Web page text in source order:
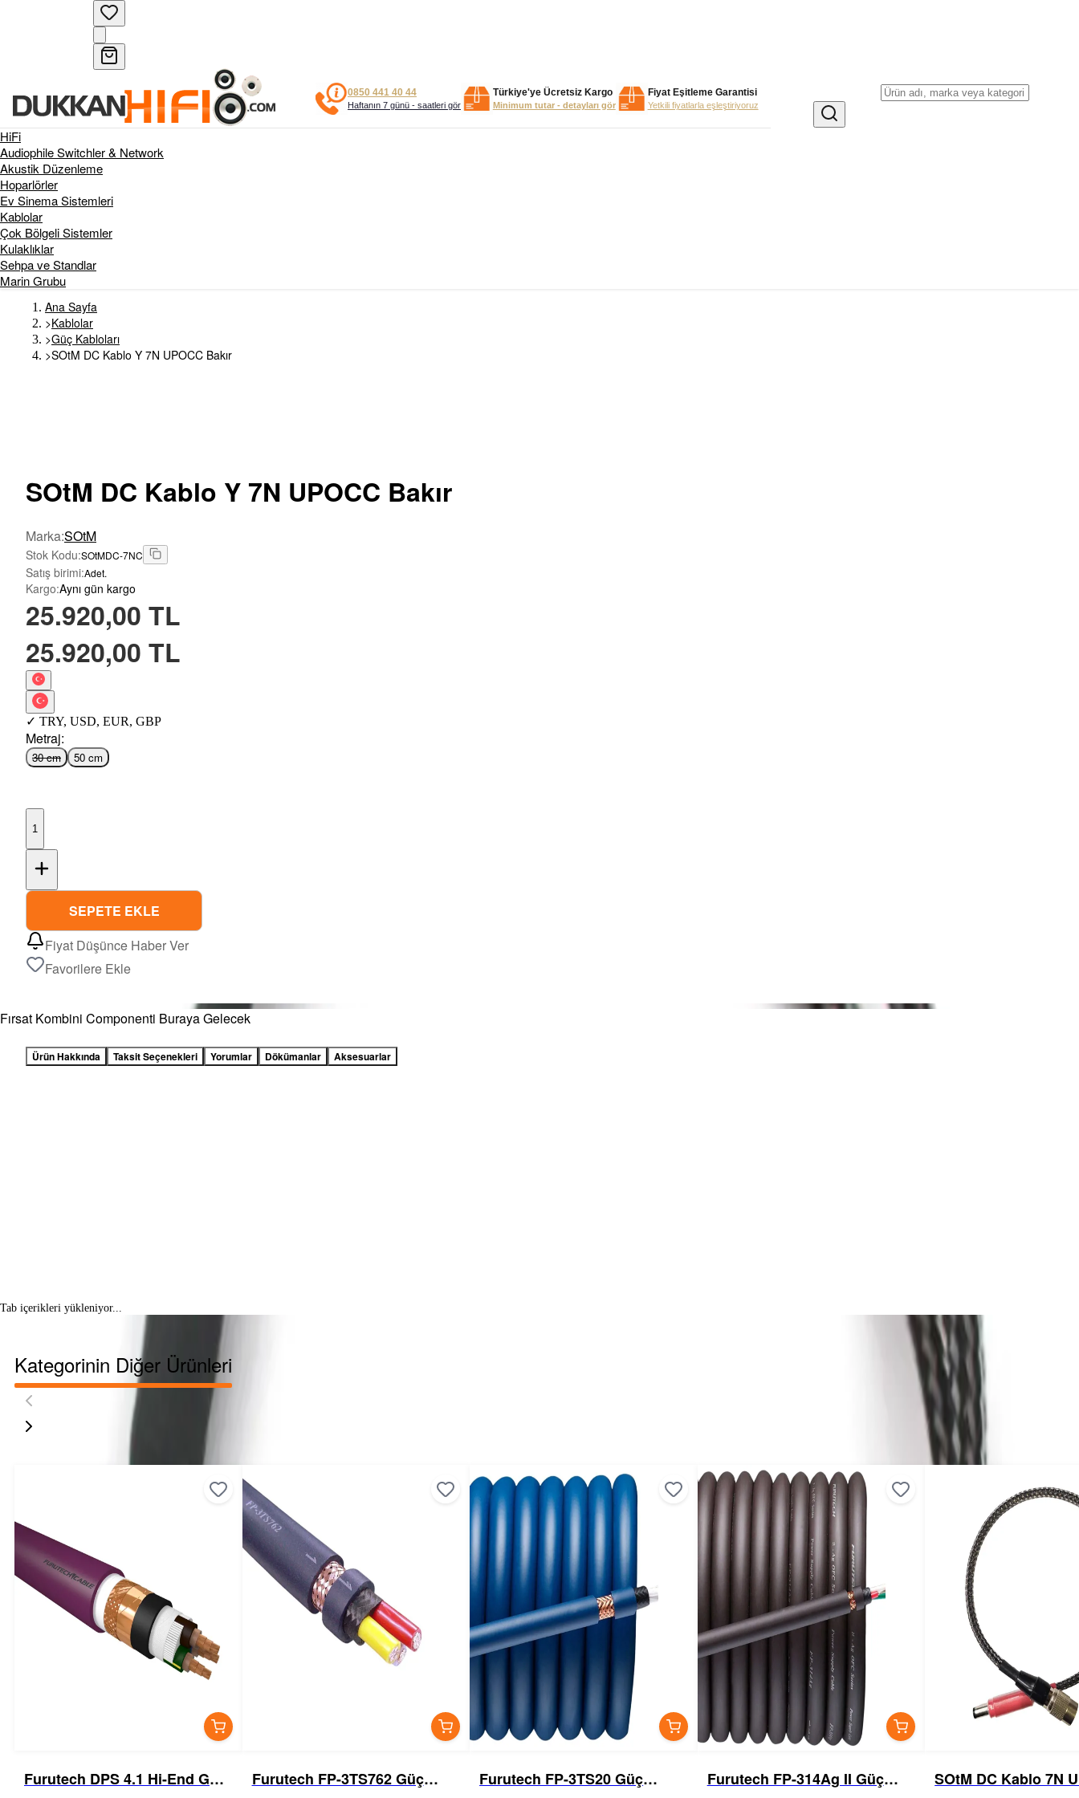
0850 441 40 44
Haftanın 7 günü - saatleri gör
Türkiye'ye Ücretsiz Kargo
Minimum tutar - detayları gör
Fiyat Eşitleme Garantisi
Yetkili fiyatlarla eşleştiriyoruz
HiFi
Audiophile Switchler & Network
Akustik Düzenleme
Hoparlörler
Ev Sinema Sistemleri
Kablolar
Çok Bölgeli Sistemler
Kulaklıklar
Sehpa ve Standlar
Marin Grubu
Ana Sayfa
>Kablolar
>Güç Kabloları
>SOtM DC Kablo Y 7N UPOCC Bakır
SOtM DC Kablo Y 7N UPOCC Bakır
Marka:SOtM
Stok Kodu:SOtMDC-7NC
Satış birimi:Adet.
Kargo:Aynı gün kargo
25.920,00 TL
25.920,00 TL
✓ TRY, USD, EUR, GBP
Metraj:
30 cm 50 cm
1
SEPETE EKLE
Fiyat Düşünce Haber Ver
Favorilere Ekle
Fırsat Kombini Componenti Buraya Gelecek
Ürün Hakkında Taksit Seçenekleri Yorumlar Dökümanlar Aksesuarlar
Tab içerikleri yükleniyor...
Kategorinin Diğer Ürünleri
Furutech DPS 4.1 Hi-End Güç
Furutech FP-3TS762 Güç
Furutech FP-3TS20 Güç
Furutech FP-314Ag II Güç
SOtM DC Kablo 7N